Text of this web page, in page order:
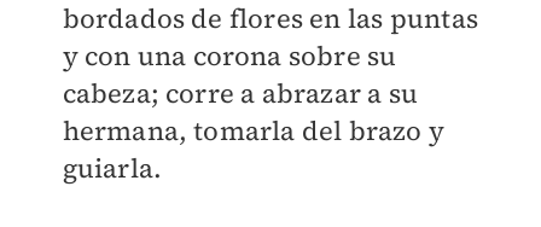
bordados de flores en las puntas
y con una corona sobre su
cabeza; corre a abrazar a su
hermana, tomarla del brazo y
guiarla.